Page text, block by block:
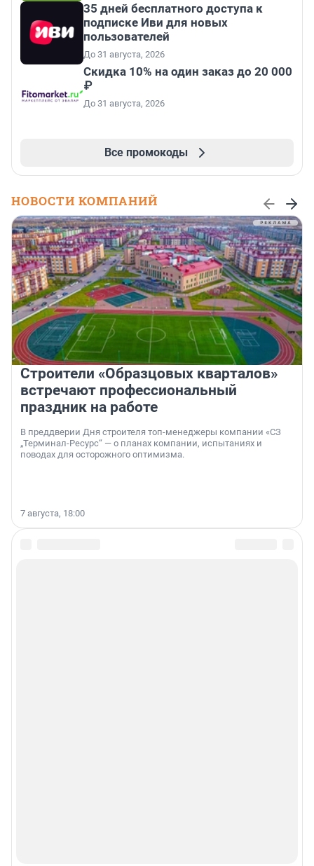
35 дней бесплатного доступа к
подписке Иви для новых
пользователей
До 31 августа, 2026
Скидка 10% на один заказ до 20 000
₽
До 31 августа, 2026
Все промокоды
НОВОСТИ КОМПАНИЙ
Строители «Образцовых кварталов»
встречают профессиональный
праздник на работе
В преддверии Дня строителя топ-менеджеры компании «СЗ
„Терминал-Ресурс“ — о планах компании, испытаниях и
поводах для осторожного оптимизма.
7 августа, 18:00